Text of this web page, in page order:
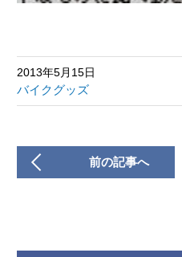
2013年5月15日
バイクグッズ
前の記事へ